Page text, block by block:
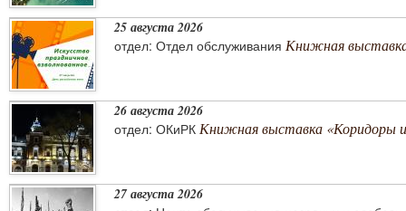
25 августа 2026
отдел: Отдел обслуживания Книжная
26 августа 2026
отдел: ОКиРК Книжная выставка «Коридоры
27 августа 2026